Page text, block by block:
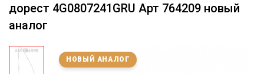
дорест 4G0807241GRU Арт 764209 новый
аналог
НОВЫЙ АНАЛОГ